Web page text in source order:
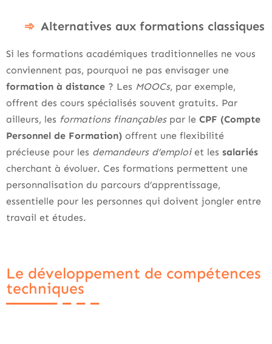
Alternatives aux formations classiques
Si les formations académiques traditionnelles ne vous
conviennent pas, pourquoi ne pas envisager une
formation à distance ? Les MOOCs, par exemple,
offrent des cours spécialisés souvent gratuits. Par
ailleurs, les formations finançablespar le CPF (Compte
Personnel de Formation) offrent une flexibilité
précieuse pour les demandeurs d’emploiet les salariés
cherchant à évoluer. Ces formations permettent une
personnalisation du parcours d’apprentissage,
essentielle pour les personnes qui doivent jongler entre
travail et études.
Le développement de compétences
techniques